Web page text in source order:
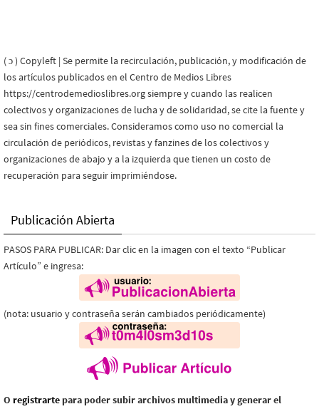
( ɔ ) Copyleft | Se permite la recirculación, publicación, y modificación de
los artículos publicados en el Centro de Medios Libres
https://centrodemedioslibres.org siempre y cuando las realicen
colectivos y organizaciones de lucha y de solidaridad, se cite la fuente y
sea sin fines comerciales. Consideramos como uso no comercial la
circulación de periódicos, revistas y fanzines de los colectivos y
organizaciones de abajo y a la izquierda que tienen un costo de
recuperación para seguir imprimiéndose.
Publicación Abierta
PASOS PARA PUBLICAR: Dar clic en la imagen con el texto “Publicar
Artículo” e ingresa:
(nota: usuario y contraseña serán cambiados periódicamente)
O registrarte para poder subir archivos multimedia y generar el